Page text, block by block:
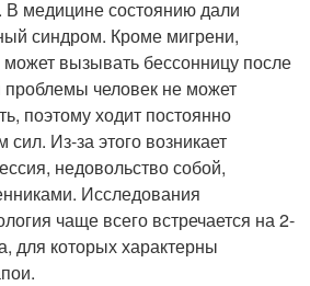
медицине состоянию дали
синдром. Кроме мигрени,
вызывать бессонницу после
проблемы человек не может
поэтому ходит постоянно
Из-за этого возникает
недовольство собой,
Исследования
чаще всего встречается на 2-
для которых характерны